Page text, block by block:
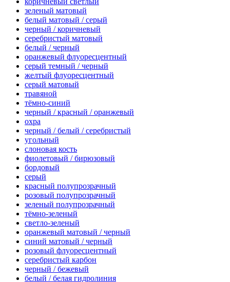
зеленый матовый
белый матовый / серый
черный / коричневый
серебристый матовый
белый / черный
оранжевый флуоресцентный
серый темный / черный
желтый флуоресцентный
серый матовый
травяной
тёмно-синий
черный / красный / оранжевый
охра
черный / белый / серебристый
угольный
слоновая кость
фиолетовый / бирюзовый
бордовый
серый
красный полупрозрачный
розовый полупрозрачный
зеленый полупрозрачный
тёмно-зеленый
светло-зеленый
оранжевый матовый / черный
синий матовый / черный
розовый флуоресцентный
серебристый карбон
черный / бежевый
белый / белая гидролиния